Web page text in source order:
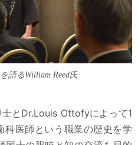
語るWilliam Reed氏
とDr.Louis Ottofyによって1
医師という職業の歴史を学